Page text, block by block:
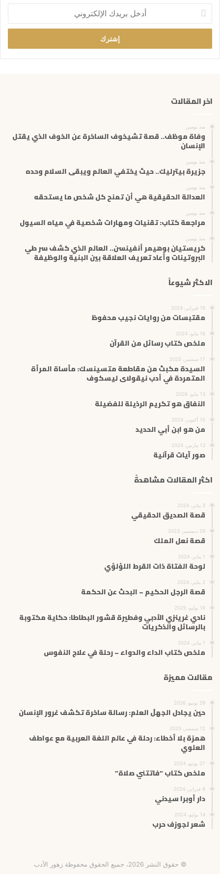
خ
ب
ر
ر
اخر المقالات
منذ يومين
وفاة موظف.. قصة تشيخوف الساخرة عن الخوف الذي يقتل
الإنسان
منذ يومين
جزيرة بيترليك.. حيث يختفي العالم ويبقى السلام وحده
منذ يومين
العدالة الحقيقية هي أن تمنح كل شخص ما يستحقه
منذ يومين
مراجعة كتاب: تقنيات ومهارات شخصية في مياه السيول
منذ يومين
كريستيان بوهيمر أنفينسن.. العالم الذي كشف سر طي
البروتينات وأعاد تعريف العلاقة بين البنية والوظيفة
الاكثر شيوعاً
16 فبراير، 2024
مقتبسات من روايات نجيب محفوظ
16 مايو، 2024
ملخص كتاب رسائل من القرآن
17 سبتمبر، 2025
السيدة مكبث من مقاطعة متسينسك: مأساة المرأة
المتمردة في أدب نيقولاى ليسكوف
13 مايو، 2026
النفاق هو تكريم الرذيلة للفضيلة
15 أكتوبر، 2024
من هو ابن أبي الحديد
13 مارس، 2024
صور آيات قرآنية
اكثر المقالات مشاهدةً
3 يناير، 2024
قصة الصديق الحقيقي
29 ديسمبر، 2023
قصة نعل الملك
1 يناير، 2024
لوحة الفتاة ذات القرط اللؤلؤي
2 يناير، 2024
قصة الرجل الحكيم – البحث عن الحكمة
19 يوليو، 2025
نادي غرينزي الأدبي وفطيرة قشور البطاطا: حكاية مكتوبة
بالرسائل والذكريات
1 يناير، 2024
ملخص كتاب الداء والدواء – رحلة في علاج النفوس
مقالات مميزة
29 يونيو، 2026
حين يجادل الجهلُ العلم: رسالة ساخرة تكشف غرور الإنسان
12 سبتمبر، 2025
همزة بلا أخطاء: رحلة في عالم اللغة العربية مع عواطف
العلوي
27 يونيو، 2024
ملخص كتاب “فاتتني صلاة”
8 فبراير، 2024
دار أوبرا سيدني
14 يوليو، 2024
شعر لجوزف حرب
© حقوق النشر 2026، جميع الحقوق محفوظة زهور الأدب